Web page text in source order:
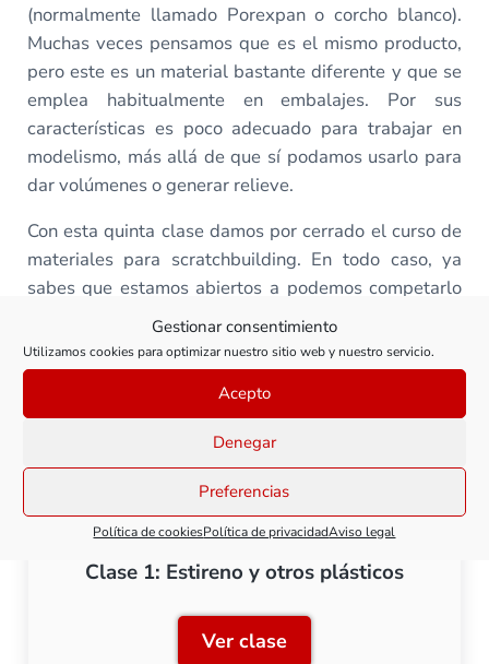
Gestionar consentimiento
Utilizamos cookies para optimizar nuestro sitio web y nuestro servicio.
Acepto
Denegar
Preferencias
Política de cookiesPolítica de privacidadAviso legal
(normalmente llamado Porexpan o corcho blanco).
Muchas veces pensamos que es el mismo producto,
pero este es un material bastante diferente y que se
emplea habitualmente en embalajes. Por sus
características es poco adecuado para trabajar en
modelismo, más allá de que sí podamos usarlo para
dar volúmenes o generar relieve.
Con esta quinta clase damos por cerrado el curso de
materiales para scratchbuilding. En todo caso, ya
sabes que estamos abiertos a podemos competarlo
en base a las posibles dudas o sugerencias de clases
que os puedan surgir.
Todas las clases de este curso
Clase 1: Estireno y otros plásticos
Ver claseClase 1: Estireno y otros